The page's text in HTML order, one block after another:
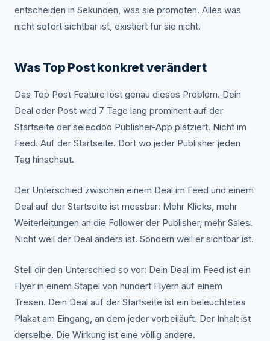
entscheiden in Sekunden, was sie promoten. Alles was
nicht sofort sichtbar ist, existiert für sie nicht.
Was Top Post konkret verändert
Das Top Post Feature löst genau dieses Problem. Dein
Deal oder Post wird 7 Tage lang prominent auf der
Startseite der selecdoo Publisher-App platziert. Nicht im
Feed. Auf der Startseite. Dort wo jeder Publisher jeden
Tag hinschaut.
Der Unterschied zwischen einem Deal im Feed und einem
Deal auf der Startseite ist messbar: Mehr Klicks, mehr
Weiterleitungen an die Follower der Publisher, mehr Sales.
Nicht weil der Deal anders ist. Sondern weil er sichtbar ist.
Stell dir den Unterschied so vor: Dein Deal im Feed ist ein
Flyer in einem Stapel von hundert Flyern auf einem
Tresen. Dein Deal auf der Startseite ist ein beleuchtetes
Plakat am Eingang, an dem jeder vorbeiläuft. Der Inhalt ist
derselbe. Die Wirkung ist eine völlig andere.